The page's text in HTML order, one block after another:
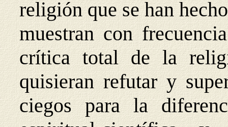
religión que se han
muestran con
crítica total de la
quisieran refutar y
ciegos para la